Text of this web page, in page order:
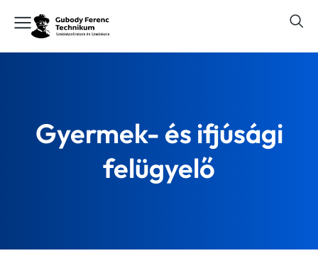
Gyermek- és ifjúsági
felügyelő